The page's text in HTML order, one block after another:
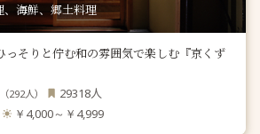
海鮮、郷土料理
っそりと佇む和の雰囲気で楽しむ『京くず
（292人） 29318人
￥4,000～￥4,999